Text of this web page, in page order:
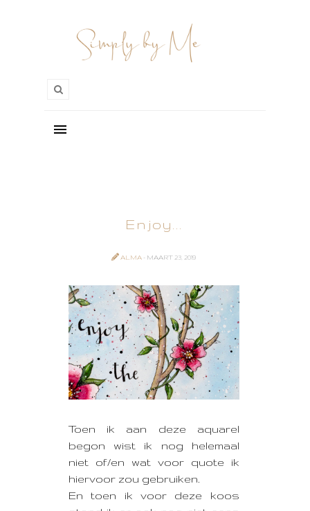
Enjoy...
ALMA - MAART 23, 2019
Toen ik aan deze aquarel
begon wist ik nog helemaal
niet of/en wat voor quote ik
hiervoor zou gebruiken.
En toen ik voor deze koos